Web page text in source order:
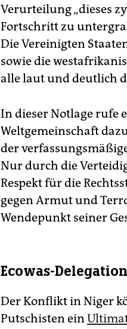
Verurteilung „dieses
Fortschritt zu
Die Vereinigten
sowie die
alle laut und deutlich
In dieser Notlage rufe
Weltgemeinschaft
der
Nur durch die
Respekt für die
gegen Armut und
Wendepunkt seiner
Ecowas-
Der Konflikt in Niger
Putschisten ein